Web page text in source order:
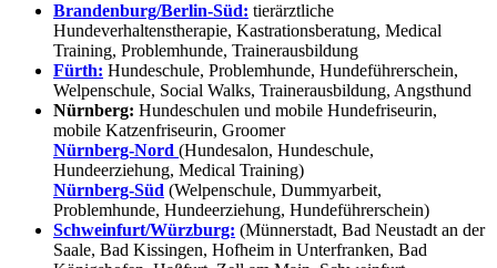
Brandenburg/Berlin-Süd: tierärztliche
Hundeverhaltenstherapie, Kastrationsberatung, Medical
Training, Problemhunde, Trainerausbildung
Fürth: Hundeschule, Problemhunde, Hundeführerschein,
Welpenschule, Social Walks, Trainerausbildung, Angsthund
Nürnberg: Hundeschulen und mobile Hundefriseurin,
mobile Katzenfriseurin, Groomer
Nürnberg-Nord (Hundesalon, Hundeschule,
Hundeerziehung, Medical Training)
Nürnberg-Süd (Welpenschule, Dummyarbeit,
Problemhunde, Hundeerziehung, Hundeführerschein)
Schweinfurt/Würzburg: (Münnerstadt, Bad Neustadt an der
Saale, Bad Kissingen, Hofheim in Unterfranken, Bad